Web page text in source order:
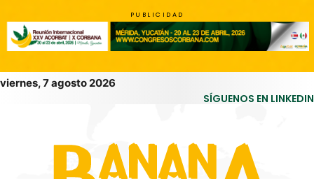
PUBLICIDAD
viernes, 7 agosto 2026
SÍGUENOS EN LINKEDIN